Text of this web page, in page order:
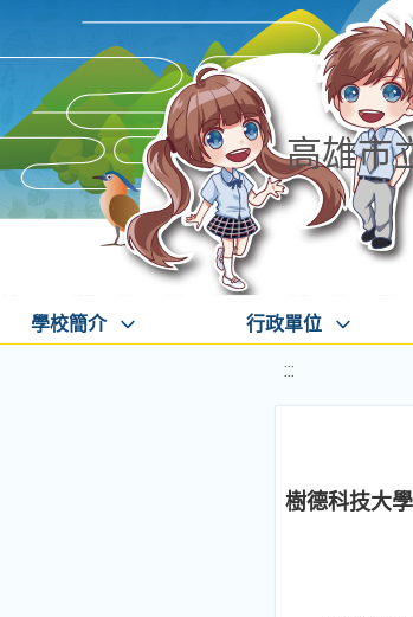
高雄市
學校簡介 行政單位
:::
樹德科技大